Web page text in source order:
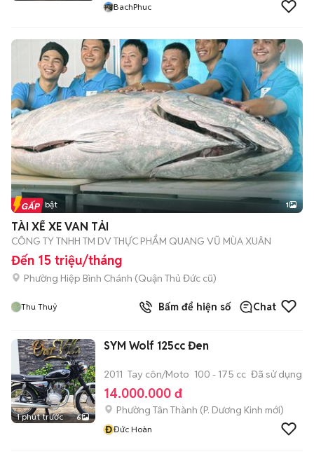
BachPhuc
Tin nổi bật 1
TÀI XẾ XE VAN TẢI
CÔNG TY TNHH TM DV THỰC PHẨM QUANG VŨ MÙA XUÂN
Đến 15 triệu/tháng
Phường Hiệp Bình Chánh (Quận Thủ Đức cũ)
Thu Thuỷ Bấm để hiện số Chat
1 phút trước 6
SYM Wolf 125cc Đen
2011 Tay côn/Moto 100 - 175 cc Đã sử dụng
14.000.000 đ
Phường Tân Thành (P. Dương Kinh mới)
ĐĐức Hoàn